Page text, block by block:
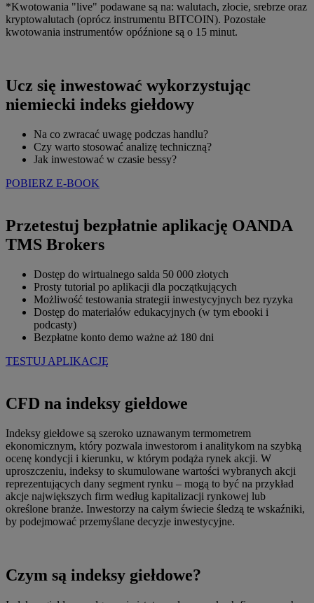
*Kwotowania "live" podawane są na: walutach, złocie, srebrze oraz
kryptowalutach (oprócz instrumentu BITCOIN). Pozostałe
kwotowania instrumentów opóźnione są o 15 minut.
Ucz się inwestować wykorzystując
niemiecki indeks giełdowy
Na co zwracać uwagę podczas handlu?
Czy warto stosować analizę techniczną?
Jak inwestować w czasie bessy?
POBIERZ E-BOOK
Przetestuj bezpłatnie aplikację OANDA
TMS Brokers
Dostęp do wirtualnego salda 50 000 złotych
Prosty tutorial po aplikacji dla początkujących
Możliwość testowania strategii inwestycyjnych bez ryzyka
Dostęp do materiałów edukacyjnych (w tym ebooki i
podcasty)
Bezpłatne konto demo ważne aż 180 dni
TESTUJ APLIKACJĘ
CFD na indeksy giełdowe
Indeksy giełdowe są szeroko uznawanym termometrem
ekonomicznym, który pozwala inwestorom i analitykom na szybką
ocenę kondycji i kierunku, w którym podąża rynek akcji. W
uproszczeniu, indeksy to skumulowane wartości wybranych akcji
reprezentujących dany segment rynku – mogą to być na przykład
akcje największych firm według kapitalizacji rynkowej lub
określone branże. Inwestorzy na całym świecie śledzą te wskaźniki,
by podejmować przemyślane decyzje inwestycyjne.
Czym są indeksy giełdowe?